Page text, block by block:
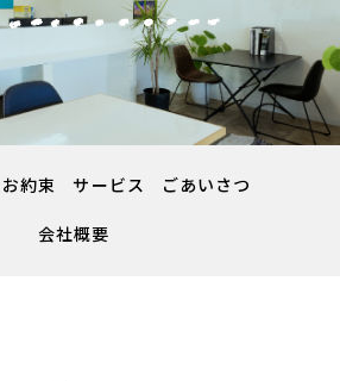
お約束 サービス ごあいさつ
会社概要